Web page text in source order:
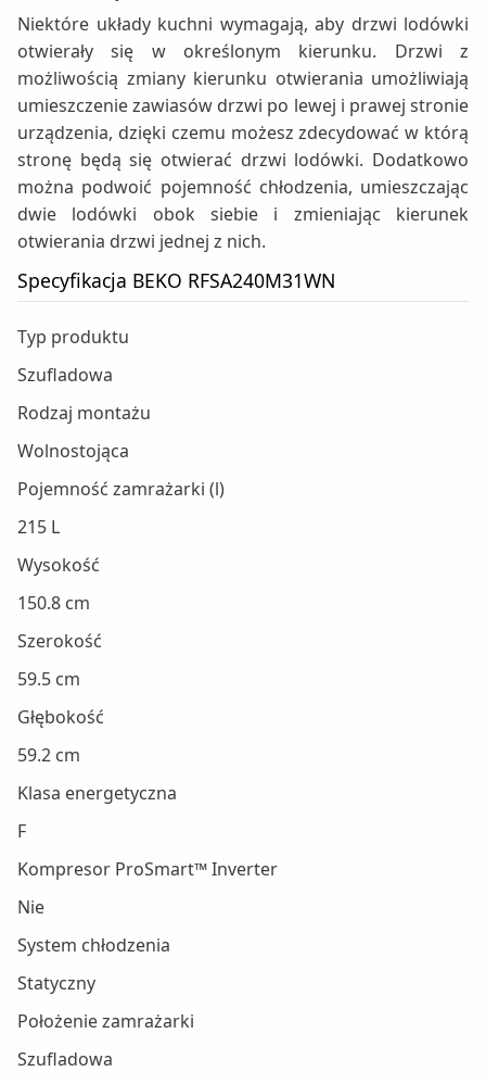
Niektóre układy kuchni wymagają, aby drzwi lodówki
otwierały się w określonym kierunku. Drzwi z
możliwością zmiany kierunku otwierania umożliwiają
umieszczenie zawiasów drzwi po lewej i prawej stronie
urządzenia, dzięki czemu możesz zdecydować w którą
stronę będą się otwierać drzwi lodówki. Dodatkowo
można podwoić pojemność chłodzenia, umieszczając
dwie lodówki obok siebie i zmieniając kierunek
otwierania drzwi jednej z nich.
Specyfikacja BEKO RFSA240M31WN
Typ produktu
Szufladowa
Rodzaj montażu
Wolnostojąca
Pojemność zamrażarki (l)
215 L
Wysokość
150.8 cm
Szerokość
59.5 cm
Głębokość
59.2 cm
Klasa energetyczna
F
Kompresor ProSmart™ Inverter
Nie
System chłodzenia
Statyczny
Położenie zamrażarki
Szufladowa